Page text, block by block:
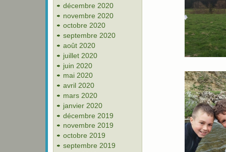
décembre 2020
novembre 2020
octobre 2020
septembre 2020
août 2020
juillet 2020
juin 2020
mai 2020
avril 2020
mars 2020
janvier 2020
décembre 2019
novembre 2019
octobre 2019
septembre 2019